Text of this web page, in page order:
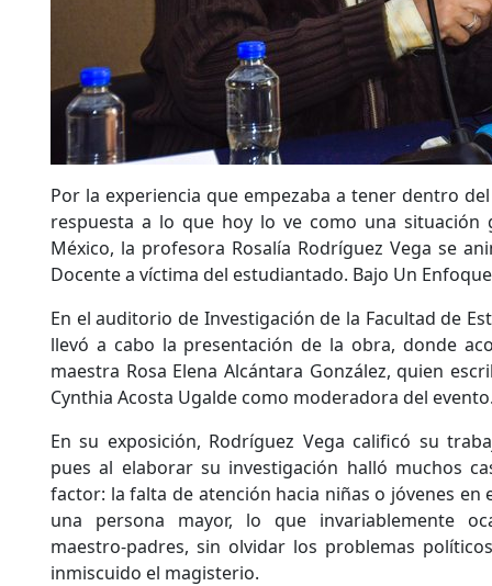
Por la experiencia que empezaba a tener dentro
respuesta a lo que hoy lo ve como una situación
México, la profesora Rosalía Rodríguez Vega se
Docente a víctima del estudiantado. Bajo Un
En el auditorio de Investigación de la Facultad de
llevó a cabo la presentación de la obra, donde
maestra Rosa Elena Alcántara González, quien
Cynthia Acosta Ugalde como moderadora del
En su exposición, Rodríguez Vega calificó su
pues al elaborar su investigación halló muchos
factor: la falta de atención hacia niñas o jóvenes en
una persona mayor, lo que invariablemente
maestro-padres, sin olvidar los problemas
inmiscuido el magisterio.